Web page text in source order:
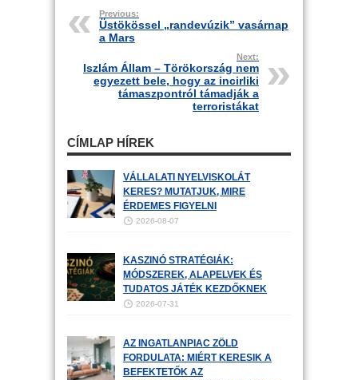
Previous:
Üstökössel „randevúzik” vasárnap
a Mars
Next:
Iszlám Állam – Törökország nem
egyezett bele, hogy az incirliki
támaszpontról támadják a
terroristákat
CÍMLAP HÍREK
VÁLLALATI NYELVISKOLÁT
KERES? MUTATJUK, MIRE
ÉRDEMES FIGYELNI
2026-08-07
KASZINÓ STRATÉGIÁK:
MÓDSZEREK, ALAPELVEK ÉS
TUDATOS JÁTÉK KEZDŐKNEK
2026-07-31
AZ INGATLANPIAC ZÖLD
FORDULATA: MIÉRT KERESIK A
BEFEKTETŐK AZ